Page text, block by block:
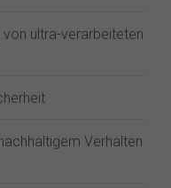
von ultra-verarbeiteten
Verhalten